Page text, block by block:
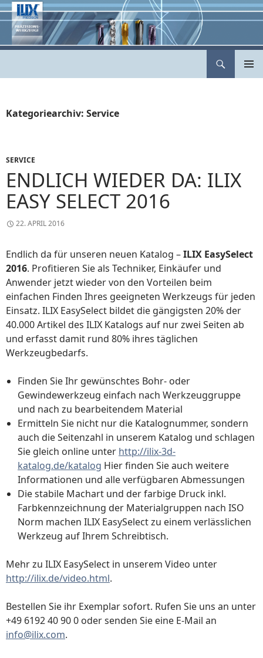
Zum
Inhalt
springen
Kategoriearchiv: Service
SERVICE
ENDLICH WIEDER DA: ILIX
EASY SELECT 2016
22. APRIL 2016
Endlich da für unseren neuen Katalog –ILIX EasySelect
2016. Profitieren Sie als Techniker, Einkäufer und
Anwender jetzt wieder von den Vorteilen beim
einfachen Finden Ihres geeigneten Werkzeugs für jeden
Einsatz. ILIX EasySelect bildet die gängigsten 20% der
40.000 Artikel des ILIX Katalogs auf nur zwei Seiten ab
und erfasst damit rund 80% ihres täglichen
Werkzeugbedarfs.
Finden Sie Ihr gewünschtes Bohr- oder
Gewindewerkzeug einfach nach Werkzeuggruppe
und nach zu bearbeitendem Material
Ermitteln Sie nicht nur die Katalognummer, sondern
auch die Seitenzahl in unserem Katalog und schlagen
Sie gleich online unter http://ilix-3d-
katalog.de/katalog Hier finden Sie auch weitere
Informationen und alle verfügbaren Abmessungen
Die stabile Machart und der farbige Druck inkl.
Farbkennzeichnung der Materialgruppen nach ISO
Norm machen ILIX EasySelect zu einem verlässlichen
Werkzeug auf Ihrem Schreibtisch.
Mehr zu ILIX EasySelect in unserem Video unter
http://ilix.de/video.html.
Bestellen Sie ihr Exemplar sofort. Rufen Sie uns an unter
+49 6192 40 90 0 oder senden Sie eine E-Mail an
info@ilix.com.